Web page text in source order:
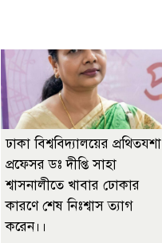
ঢাকা বিশ্ববিদ্যালয়ের প্রথিতযশা
প্রফেসর ডঃ দীপ্তি সাহা
শ্বাসনালীতে খাবার ঢোকার
কারণে শেষ নিঃশ্বাস ত্যাগ
করেন।।